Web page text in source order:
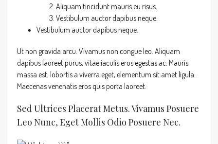
Aliquam tincidunt mauris eu risus.
Vestibulum auctor dapibus neque.
Vestibulum auctor dapibus neque.
Ut non gravida arcu. Vivamus non congue leo. Aliquam
dapibus laoreet purus, vitae iaculis eros egestas ac. Mauris
massa est, lobortis a viverra eget, elementum sit amet ligula.
Maecenas venenatis eros quis porta laoreet.
Sed Ultrices Placerat Metus. Vivamus Posuere
Leo Nunc, Eget Mollis Odio Posuere Nec.